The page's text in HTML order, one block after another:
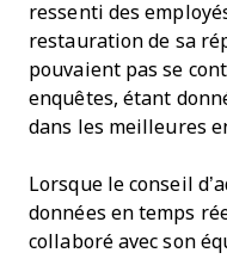
ressenti des
restauration de sa
pouvaient pas se
enquêtes, étant
dans les meilleures
Lorsque le conseil
données en temps
collaboré avec son